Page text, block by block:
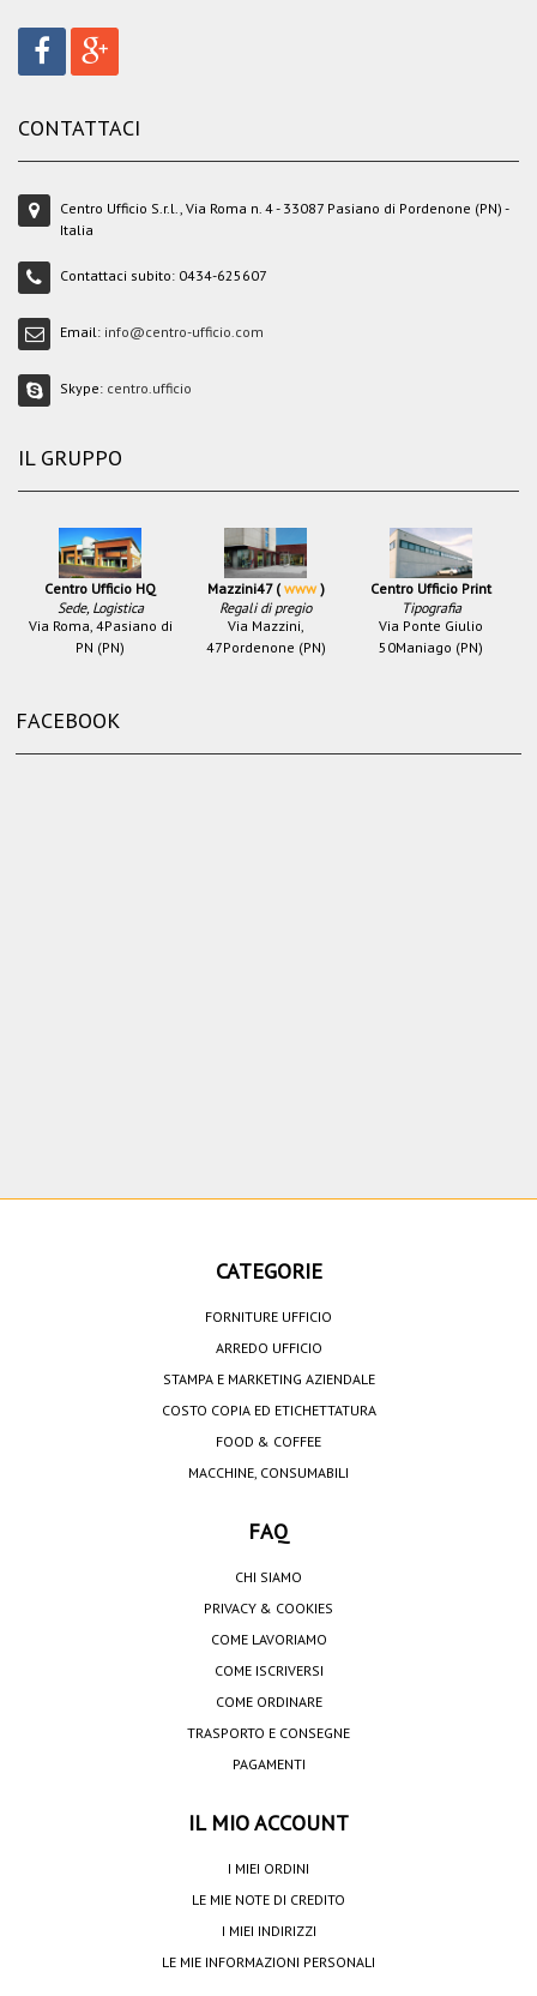
CONTATTACI
Centro Ufficio S.r.l., Via Roma n. 4 - 33087 Pasiano di Pordenone (PN) -
Italia
Contattaci subito: 0434-625607
Email: info@centro-ufficio.com
Skype: centro.ufficio
IL GRUPPO
Centro Ufficio HQ
Sede, Logistica
Via Roma, 4Pasiano di
PN (PN)
Mazzini47 (www)
Regali di pregio
Via Mazzini,
47Pordenone (PN)
Centro Ufficio Print
Tipografia
Via Ponte Giulio
50Maniago (PN)
FACEBOOK
CATEGORIE
FORNITURE UFFICIO
ARREDO UFFICIO
STAMPA E MARKETING AZIENDALE
COSTO COPIA ED ETICHETTATURA
FOOD & COFFEE
MACCHINE, CONSUMABILI
FAQ
CHI SIAMO
PRIVACY & COOKIES
COME LAVORIAMO
COME ISCRIVERSI
COME ORDINARE
TRASPORTO E CONSEGNE
PAGAMENTI
IL MIO ACCOUNT
I MIEI ORDINI
LE MIE NOTE DI CREDITO
I MIEI INDIRIZZI
LE MIE INFORMAZIONI PERSONALI